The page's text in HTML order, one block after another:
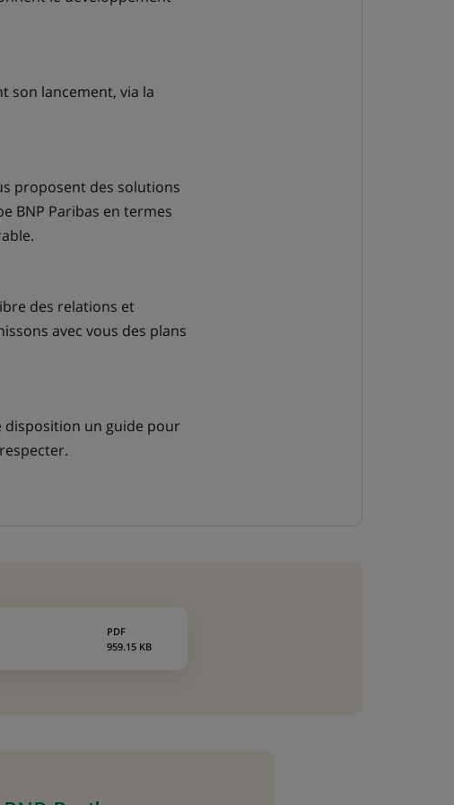
son lancement, via la
proposent des solutions
BNP Paribas en termes
des relations et
avec vous des plans
un guide pour
PDF
959.15 KB